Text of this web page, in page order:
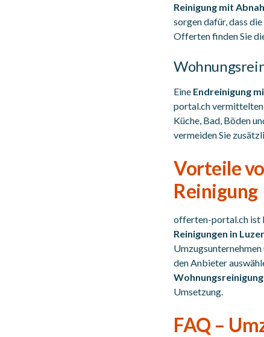
Reinigung mit
sorgen dafür, dass
Offerten finden Sie
Eine Endreinigung
portal.ch vermittelten
Küche, Bad, Böden
vermeiden Sie
Vorteile
Reinigung
offerten-portal.ch ist
Reinigungen in
den Anbieter
Umsetzung.
FAQ –